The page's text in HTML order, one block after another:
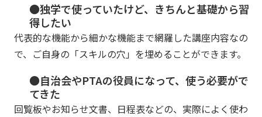
●独学で使っていたけど、きちんと基礎から習
得したい
代表的な機能から細かな機能まで網羅した講座内容なの
で、ご自身の「スキルの穴」を埋めることができます。
●自治会やPTAの役員になって、使う必要がで
てきた
回覧板やお知らせ文書、日程表などの、実際によく使わ